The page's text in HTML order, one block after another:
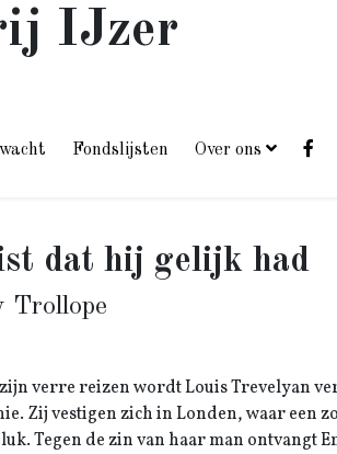
IJzer
Fondslijsten Over ons
dat hij gelijk had
Trollope
zijn verre reizen wordt Louis Trevelyan
Zij vestigen zich in Londen, waar een
Tegen de zin van haar man ontvangt